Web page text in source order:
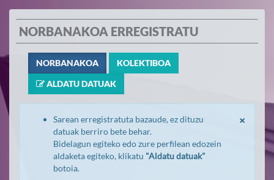
NORBANAKOA ERREGISTRATU
NORBANAKOA
KOLEKTIBOA
ALDATU DATUAK
×
Sarean erregistratuta bazaude, ez dituzu
datuak berriro bete behar.
Bidelagun egiteko edo zure perfilean edozein
aldaketa egiteko, klikatu "Aldatu datuak"
botoia.